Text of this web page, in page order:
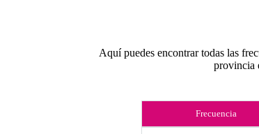
Aquí puedes encontrar todas las
provincia
Frecuencia